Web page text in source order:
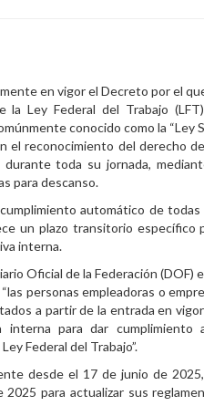
en vigor el Decreto por el
la Ley Federal del Trabajo
conocido como la “Ley
el reconocimiento del derecho
toda su jornada,
para descanso.
automático de todas
un plazo transitorio específico
interna.
Oficial de la Federación (DOF)
personas empleadoras o
a partir de la entrada en
interna para dar cumplimiento
Federal del Trabajo”.
desde el 17 de junio de
para actualizar sus